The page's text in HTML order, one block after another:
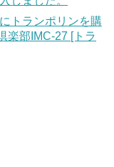
トランポリンを購
楽部IMC-27 [トラ